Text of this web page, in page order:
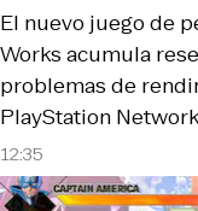
12:35
El nuevo juego de
Works acumula
problemas de
PlayStation